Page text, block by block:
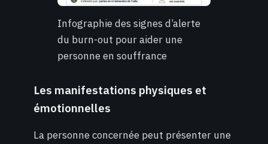
Infographie des signes d’alerte
du burn-out pour aider une
personne en souffrance
Les manifestations physiques et
émotionnelles
La personne concernée peut présenter une